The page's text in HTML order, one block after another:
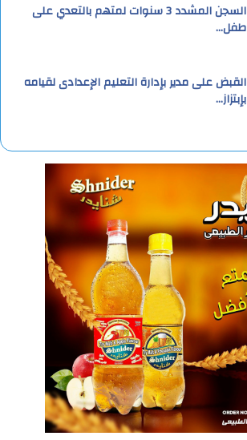
السجن المشدد 3 سنوات لمتهم بالتعدي على
طفل…
القبض على مدير بإدارة التعليم الإعدادى لقيامه
بإبتزاز…